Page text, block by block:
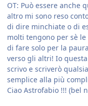
OT: Può essere anche
altro mi sono reso
di dire minchiate o di
molti tengono per sè le
di fare solo per la
verso gli altri! Io
scrivo e scriverò
semplice alla più
Ciao Astrofabio !!! (bel